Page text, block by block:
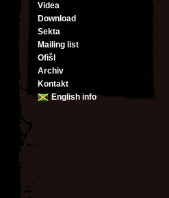
Videa
Download
Sekta
Mailing list
Ofišl
Archiv
Kontakt
English info